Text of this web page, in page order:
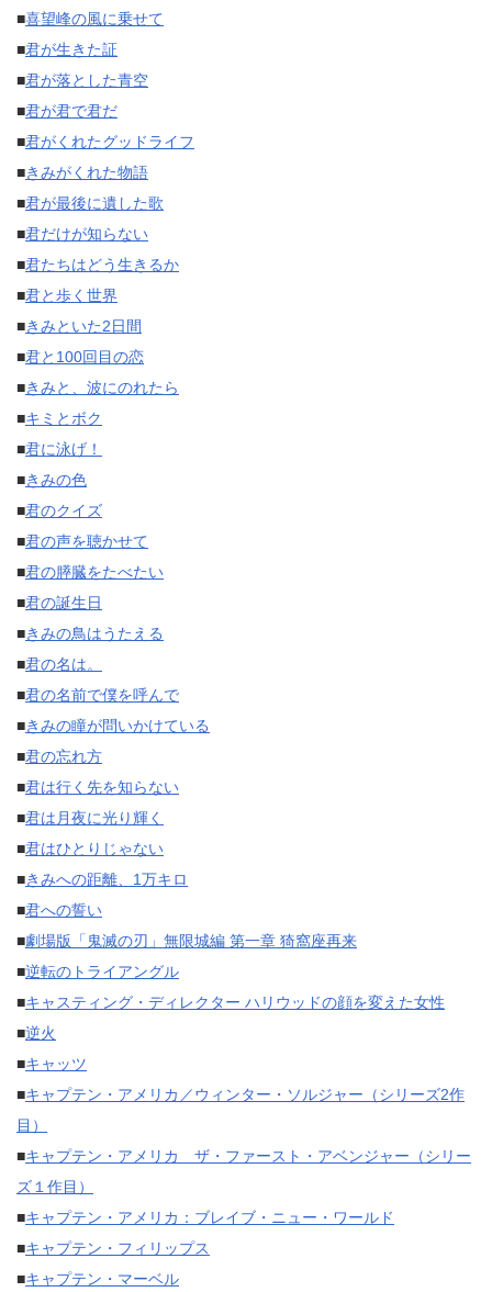
■喜望峰の風に乗せて
■君が生きた証
■君が落とした青空
■君が君で君だ
■君がくれたグッドライフ
■きみがくれた物語
■君が最後に遺した歌
■君だけが知らない
■君たちはどう生きるか
■君と歩く世界
■きみといた2日間
■君と100回目の恋
■きみと、波にのれたら
■キミとボク
■君に泳げ！
■きみの色
■君のクイズ
■君の声を聴かせて
■君の膵臓をたべたい
■君の誕生日
■きみの鳥はうたえる
■君の名は。
■君の名前で僕を呼んで
■きみの瞳が問いかけている
■君の忘れ方
■君は行く先を知らない
■君は月夜に光り輝く
■君はひとりじゃない
■きみへの距離、1万キロ
■君への誓い
■劇場版「鬼滅の刃」無限城編 第一章 猗窩座再来
■逆転のトライアングル
■キャスティング・ディレクター ハリウッドの顔を変えた女性
■逆火
■キャッツ
■キャプテン・アメリカ／ウィンター・ソルジャー（シリーズ2作
目）
■キャプテン・アメリカ ザ・ファースト・アベンジャー（シリー
ズ１作目）
■キャプテン・アメリカ：ブレイブ・ニュー・ワールド
■キャプテン・フィリップス
■キャプテン・マーベル